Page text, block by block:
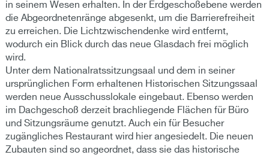
in seinem Wesen erhalten. In der Erdgeschoßebene werden
die Abgeordnetenränge abgesenkt, um die Barrierefreiheit
zu erreichen. Die Lichtzwischendenke wird entfernt,
wodurch ein Blick durch das neue Glasdach frei möglich
wird.
Unter dem Nationalratssitzungsaal und dem in seiner
ursprünglichen Form erhaltenen Historischen Sitzungssaal
werden neue Ausschusslokale eingebaut. Ebenso werden
im Dachgeschoß derzeit brachliegende Flächen für Büro
und Sitzungsräume genutzt. Auch ein für Besucher
zugängliches Restaurant wird hier angesiedelt. Die neuen
Zubauten sind so angeordnet, dass sie das historische